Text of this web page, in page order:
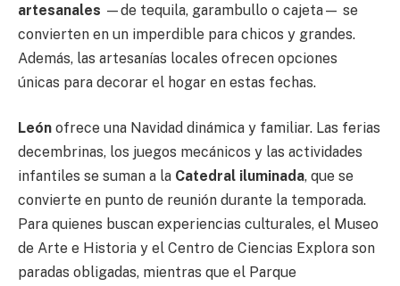
artesanales —de tequila, garambullo o cajeta— se
convierten en un imperdible para chicos y grandes.
Además, las artesanías locales ofrecen opciones
únicas para decorar el hogar en estas fechas.
León ofrece una Navidad dinámica y familiar. Las ferias
decembrinas, los juegos mecánicos y las actividades
infantiles se suman a la Catedral iluminada, que se
convierte en punto de reunión durante la temporada.
Para quienes buscan experiencias culturales, el Museo
de Arte e Historia y el Centro de Ciencias Explora son
paradas obligadas, mientras que el Parque